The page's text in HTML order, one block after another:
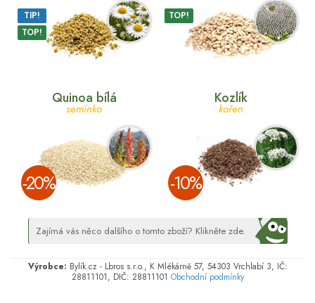
TIP!
TOP!
TOP!
Quinoa bílá
semínko
­-20%
Kozlík
kořen
­-10%
Zajímá vás něco dalšího o tomto zboží? Klikněte zde.
Výrobce: Bylík.cz - Lbros s.r.o., K Mlékárně 57, 54303 Vrchlabí 3, IČ:
28811101, DIČ: 28811101 Obchodní podmínky